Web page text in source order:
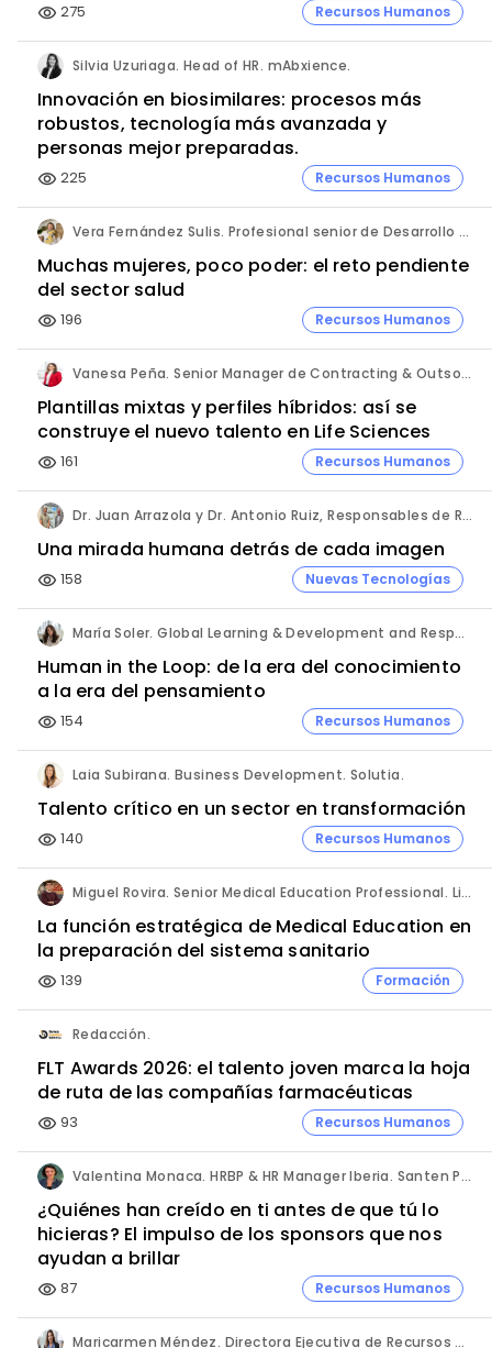
visibility 275 Recursos Humanos
Silvia Uzuriaga. Head of HR. mAbxience.
Innovación en biosimilares: procesos más
robustos, tecnología más avanzada y
personas mejor preparadas.
visibility 225 Recursos Humanos
Vera Fernández Sulis. Profesional senior de Desarrollo de Negocio y Alliance Management en la industria farmacéutica.
Muchas mujeres, poco poder: el reto pendiente
del sector salud
visibility 196 Recursos Humanos
Vanesa Peña. Senior Manager de Contracting & Outsourcing Services. Hays España.
Plantillas mixtas y perfiles híbridos: así se
construye el nuevo talento en Life Sciences
visibility 161 Recursos Humanos
Dr. Juan Arrazola y Dr. Antonio Ruiz, Responsables de Resonancia Magnética abierta. Hospital Universitario Vithas Madrid Aravaca.
Una mirada humana detrás de cada imagen
visibility 158 Nuevas Tecnologías
María Soler. Global Learning & Development and Responsible of Spain & Portugal. Roche.
Human in the Loop: de la era del conocimiento
a la era del pensamiento
visibility 154 Recursos Humanos
Laia Subirana. Business Development. Solutia.
Talento crítico en un sector en transformación
visibility 140 Recursos Humanos
Miguel Rovira. Senior Medical Education Professional. Lilly.
La función estratégica de Medical Education en
la preparación del sistema sanitario
visibility 139 Formación
Redacción.
FLT Awards 2026: el talento joven marca la hoja
de ruta de las compañías farmacéuticas
visibility 93 Recursos Humanos
Valentina Monaca. HRBP & HR Manager Iberia. Santen Pharmaceutical.
¿Quiénes han creído en ti antes de que tú lo
hicieras? El impulso de los sponsors que nos
ayudan a brillar
visibility 87 Recursos Humanos
Maricarmen Méndez. Directora Ejecutiva de Recursos Humanos. MSD España.